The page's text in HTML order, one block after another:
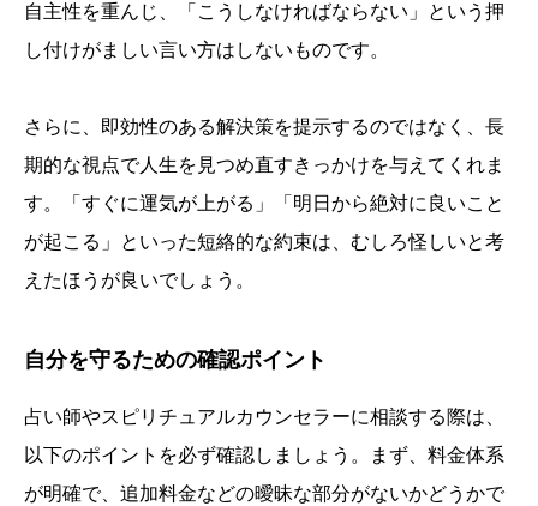
自主性を重んじ、「こうしなければならない」という押
し付けがましい言い方はしないものです。
さらに、即効性のある解決策を提示するのではなく、長
期的な視点で人生を見つめ直すきっかけを与えてくれま
す。「すぐに運気が上がる」「明日から絶対に良いこと
が起こる」といった短絡的な約束は、むしろ怪しいと考
えたほうが良いでしょう。
自分を守るための確認ポイント
占い師やスピリチュアルカウンセラーに相談する際は、
以下のポイントを必ず確認しましょう。まず、料金体系
が明確で、追加料金などの曖昧な部分がないかどうかで